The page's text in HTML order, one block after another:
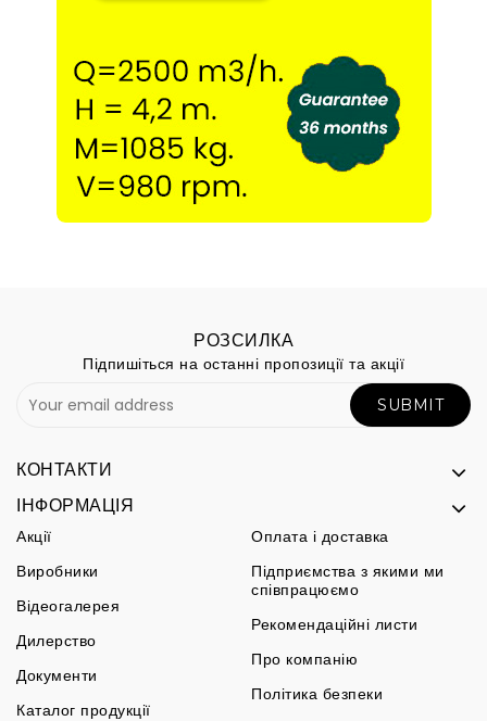
РОЗСИЛКА
Підпишіться на останні пропозиції та акції
SUBMIT
КОНТАКТИ
ІНФОРМАЦІЯ
Акції
Виробники
Відеогалерея
Дилерство
Документи
Каталог продукції
Оплата і доставка
Підприємства з якими ми
співпрацюємо
Рекомендаційні листи
Про компанію
Політика безпеки